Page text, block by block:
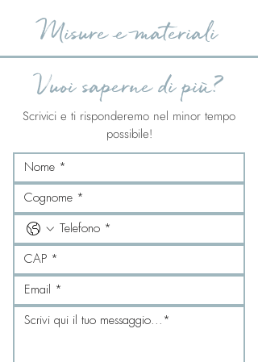
Misure e materiali
Vuoi saperne di più?
Scrivici e ti risponderemo nel minor tempo
possibile!